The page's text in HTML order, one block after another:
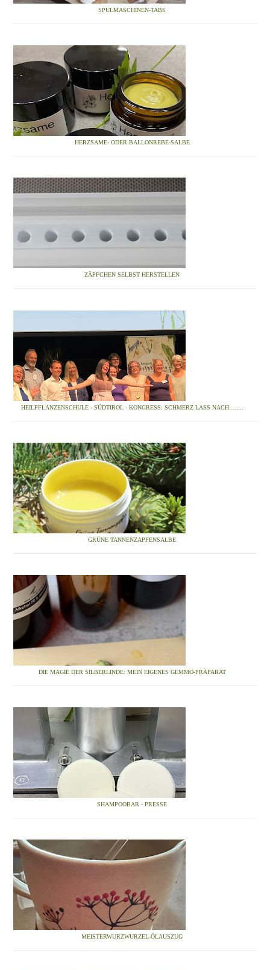
SPÜLMASCHINEN-TABS
HERZSAME- ODER BALLONREBE-SALBE
ZÄPFCHEN SELBST HERSTELLEN
HEILPFLANZENSCHULE - SÜDTIROL - KONGRESS: SCHMERZ LASS NACH........
GRÜNE TANNENZAPFENSALBE
DIE MAGIE DER SILBERLINDE: MEIN EIGENES GEMMO-PRÄPARAT
SHAMPOOBAR - PRESSE
MEISTERWURZWURZEL-ÖLAUSZUG